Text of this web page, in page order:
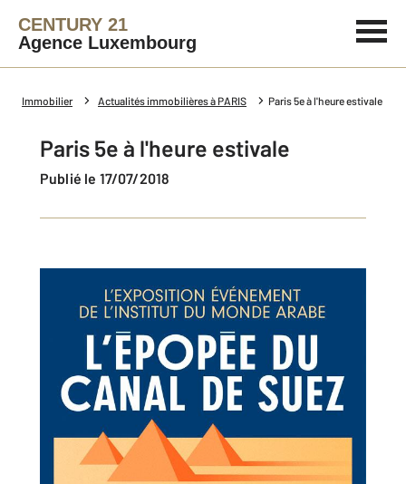
CENTURY 21
Agence Luxembourg
Immobilier Actualités immobilières à PARIS Paris 5e à l'heure estivale
Paris 5e à l'heure estivale
Publié le 17/07/2018